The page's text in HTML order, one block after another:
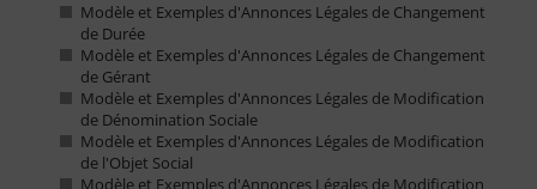
Modèle et Exemples d'Annonces Légales de Changement
de Durée
Modèle et Exemples d'Annonces Légales de Changement
de Gérant
Modèle et Exemples d'Annonces Légales de Modification
de Dénomination Sociale
Modèle et Exemples d'Annonces Légales de Modification
de l'Objet Social
Modèle et Exemples d'Annonces Légales de Modification